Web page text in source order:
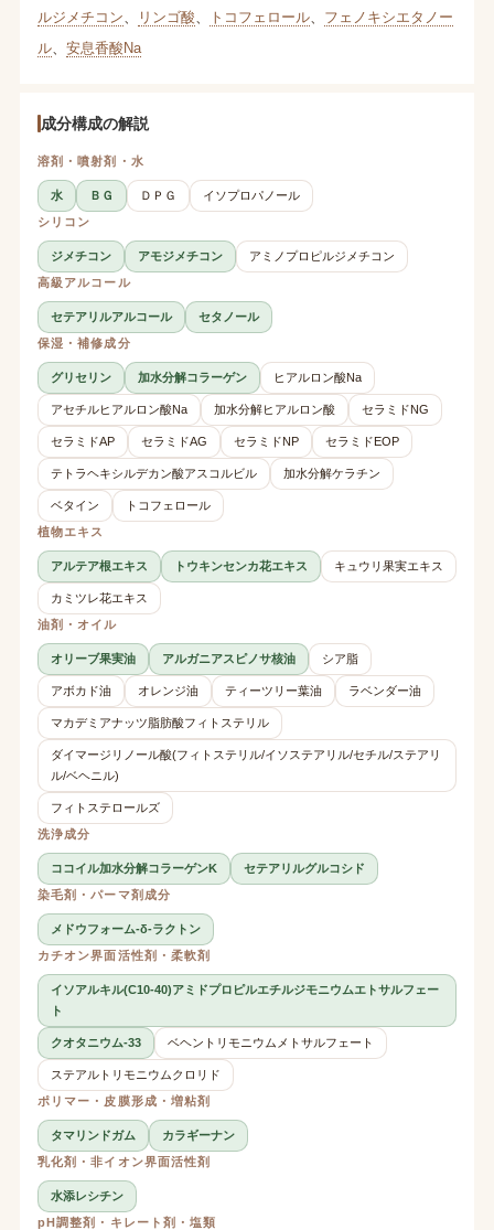
ルジメチコン
リンゴ酸 トコフェロール、 フェノキシエタノー
ル、 安息香酸Na
成分構成の解説
溶剤・噴射剤・水
水 ＢＧ ＤＰＧ
イソプロパノール
シリコン
ジメチコン アモジメチコン
アミノプロピルジメチコン
高級アルコール
セテアリルアルコール
セタノール
保湿・補修成分
グリセリン 加水分解コラーゲン ヒアルロン酸Na
アセチルヒアルロン酸Na 加水分解ヒアルロン酸 セラミドNG
セラミドAP セラミドAG セラミドNP セラミドEOP
テトラヘキシルデカン酸アスコルビル 加水分解ケラチン
ベタイン
トコフェロール
植物エキス
アルテア根エキス トウキンセンカ花エキス キュウリ果実エキス
カミツレ花エキス
油剤・オイル
オリーブ果実油 アルガニアスピノサ核油 シア脂
アボカド油 オレンジ油 ティーツリー葉油 ラベンダー油
マカデミアナッツ脂肪酸フィトステリル
ダイマージリノール酸(フィトステリル/イソステアリル/セチル/ステアリ
ル/ベヘニル)
フィトステロールズ
洗浄成分
ココイル加水分解コラーゲンK
セテアリルグルコシド
染毛剤・パーマ剤成分
メドウフォーム-δ-ラクトン
カチオン界面活性剤・柔軟剤
イソアルキル(C10-40)アミドプロピルエチルジモニウムエトサルフェー
ト
クオタニウム-33 ベヘントリモニウムメトサルフェート
ステアルトリモニウムクロリド
ポリマー・皮膜形成・増粘剤
タマリンドガム
カラギーナン
乳化剤・非イオン界面活性剤
水添レシチン
pH調整剤・キレート剤・塩類